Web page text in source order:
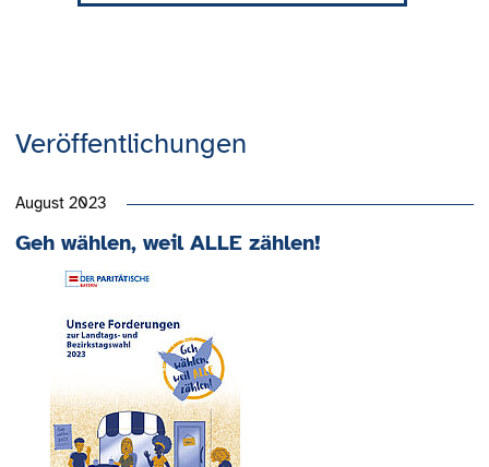
Veröffentlichungen
Geh wählen, weil ALLE zählen!
August 2023